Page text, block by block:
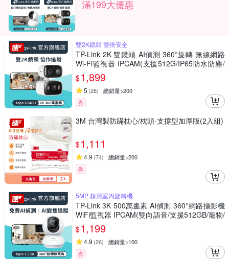
滿199大優惠
雙2K鏡頭 雙倍安全
TP-Link 2K 雙鏡頭 AI偵測 360°旋轉 無線網路
Wi-Fi監視器 IPCAM(支援512G/IP65防水防塵/
Tapo C246D)
$1,899
5 (26) 總銷量>200
券
3M 台灣製防蹣枕心/枕頭-支撐型加厚版(2入組)
$1,111
4.9 (74) 總銷量>200
券
5MP 超清室內旋轉機
TP-Link 3K 500萬畫素 AI偵測 360°網路攝影機
WiFi監視器 IPCAM(雙向語音/支援512GB/寵物/
嬰兒/長輩/Tapo C230 )
$1,199
4.9 (26) 總銷量>100
券